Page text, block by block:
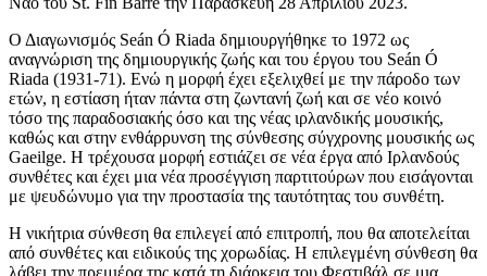
Ο Διαγωνισμός Seán Ó Riada δημιουργήθηκε το 1972 ως
αναγνώριση της δημιουργικής ζωής και του έργου του Seán Ó
Riada (1931-71). Ενώ η μορφή έχει εξελιχθεί με την πάροδο των
ετών, η εστίαση ήταν πάντα στη ζωντανή ζωή και σε νέο κοινό
τόσο της παραδοσιακής όσο και της νέας ιρλανδικής μουσικής,
καθώς και στην ενθάρρυνση της σύνθεσης σύγχρονης μουσικής ως
Gaeilge. Η τρέχουσα μορφή εστιάζει σε νέα έργα από Ιρλανδούς
συνθέτες και έχει μια νέα προσέγγιση παρτιτούρων που εισάγονται
με ψευδώνυμο για την προστασία της ταυτότητας του συνθέτη.
Η νικήτρια σύνθεση θα επιλεγεί από επιτροπή, που θα αποτελείται
από συνθέτες και ειδικούς της χορωδίας. Η επιλεγμένη σύνθεση θα